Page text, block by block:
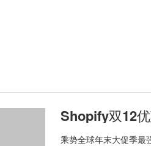
Shopify双12
乘势全球年末大促季最